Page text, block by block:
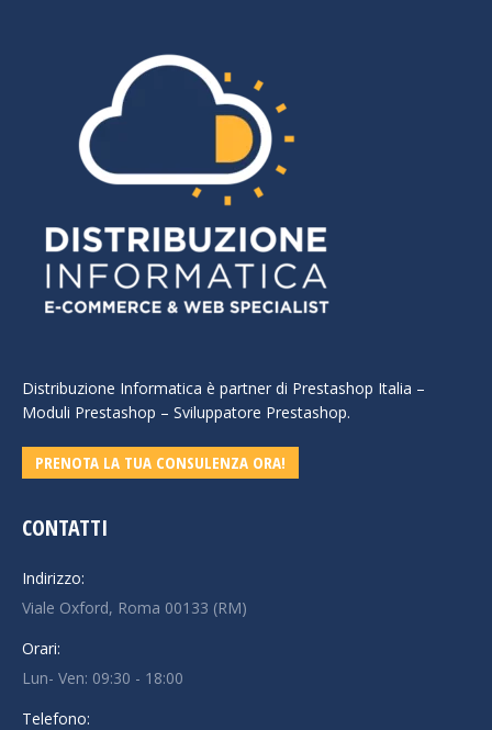
Distribuzione Informatica è partner di Prestashop Italia –
Moduli Prestashop – Sviluppatore Prestashop.
PRENOTA LA TUA CONSULENZA ORA!
CONTATTI
Indirizzo:
Viale Oxford, Roma 00133 (RM)
Orari:
Lun- Ven: 09:30 - 18:00
Telefono: